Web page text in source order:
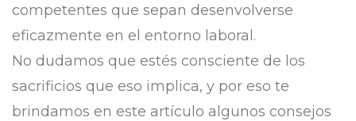
competentes que sepan desenvolverse
eficazmente en el entorno laboral.
No dudamos que estés consciente de los
sacrificios que eso implica, y por eso te
brindamos en este artículo algunos consejos